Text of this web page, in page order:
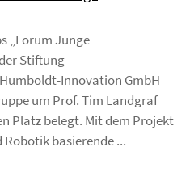
„Forum Junge
Stiftung
Innovation GmbH
um Prof. Tim Landgraf
Platz belegt. Mit dem Projekt
Robotik basierende ...